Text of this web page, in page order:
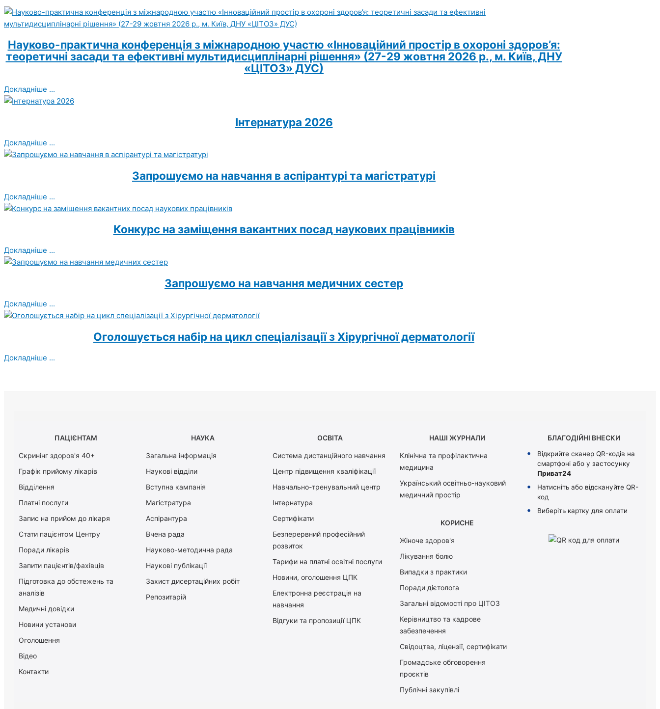
Науково-практична конференція з міжнародною участю «Інноваційний простір в охороні здоров’я:
теоретичні засади та ефективні мультидисциплінарні рішення» (27-29 жовтня 2026 р., м. Київ, ДНУ
«ЦІТОЗ» ДУС)
Докладніше ...
Інтернатура 2026
Докладніше ...
Запрошуємо на навчання в аспірантурі та магістратурі
Докладніше ...
Конкурс на заміщення вакантних посад наукових працівників
Докладніше ...
Запрошуємо на навчання медичних сестер
Докладніше ...
Оголошується набір на цикл спеціалізації з Хірургічної дерматології
Докладніше ...
ПАЦІЄНТАМ
Скринінг здоров'я 40+
Графік прийому лікарів
Відділення
Платні послуги
Запис на прийом до лікаря
Стати пацієнтом Центру
Поради лікарів
Запити пацієнтів/фахівців
Підготовка до обстежень та
аналізів
Медичні довідки
Новини установи
Оголошення
Відео
Контакти
НАУКА
Загальна інформація
Наукові відділи
Вступна кампанія
Магістратура
Аспірантура
Вчена рада
Науково-методична рада
Наукові публікації
Захист дисертаційних робіт
Репозитарій
ОСВІТА
Система дистанційного навчання
Центр підвищення кваліфікації
Навчально-тренувальний центр
Інтернатура
Сертифікати
Безперервний професійний
розвиток
Тарифи на платні освітні послуги
Новини, оголошення ЦПК
Електронна реєстрація на
навчання
Відгуки та пропозиції ЦПК
НАШІ ЖУРНАЛИ
Клінічна та профілактична
медицина
Український освітньо-науковий
медичний простір
КОРИСНЕ
Жіноче здоров'я
Лікування болю
Випадки з практики
Поради дієтолога
Загальні відомості про ЦІТОЗ
Керiвництво та кадрове
забезпечення
Свідоцтва, ліцензії, сертифікати
Громадське обговорення
проєктів
Публічні закупівлі
БЛАГОДІЙНІ ВНЕСКИ
Відкрийте сканер QR-кодів на
смартфоні або у застосунку
Приват24
Натисніть або відскануйте QR-
код
Виберіть картку для оплати